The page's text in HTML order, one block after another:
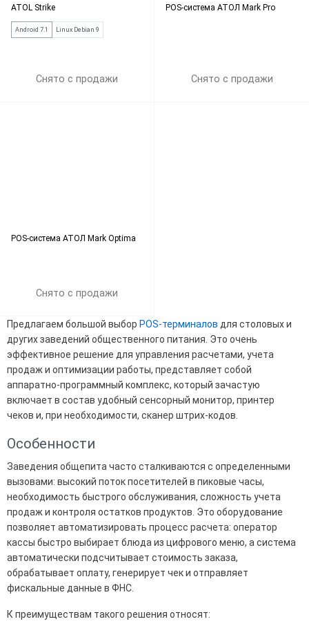
ATOL Strike
Android 7.1 Linux Debian 9
Снято с продажи
POS-система АТОЛ Mark Pro
Снято с продажи
POS-система АТОЛ Mark Optima
Снято с продажи
Предлагаем большой выбор POS-терминалов для столовых и
других заведений общественного питания. Это очень
эффективное решение для управления расчетами, учета
продаж и оптимизации работы, представляет собой
аппаратно-программный комплекс, который зачастую
включает в состав удобный сенсорный монитор, принтер
чеков и, при необходимости, сканер штрих-кодов.
Особенности
Заведения общепита часто сталкиваются с определенными
вызовами: высокий поток посетителей в пиковые часы,
необходимость быстрого обслуживания, сложность учета
продаж и контроля остатков продуктов. Это оборудование
позволяет автоматизировать процесс расчета: оператор
кассы быстро выбирает блюда из цифрового меню, а система
автоматически подсчитывает стоимость заказа,
обрабатывает оплату, генерирует чек и отправляет
фискальные данные в ФНС.
К преимуществам такого решения относят: